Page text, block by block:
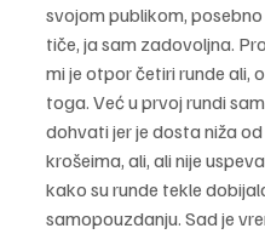
svojom publikom,
tiče, ja sam zadovoljna.
mi je otpor četiri runde ali,
toga. Već u prvoj rundi
dohvati jer je dosta niža
krošeima, ali, ali nije
kako su runde tekle
samopouzdanju. Sad je